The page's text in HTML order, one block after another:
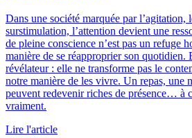
Dans une société marquée par l’agitation,
surstimulation, l’attention devient une
de pleine conscience n’est pas un refuge
manière de se réapproprier son quotidien.
révélateur : elle ne transforme pas le
notre manière de les vivre. Un repas, une
peuvent redevenir riches de présence… à
vraiment.
Lire l'article